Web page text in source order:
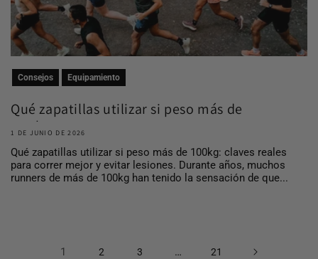
Consejos Equipamiento
Qué zapatillas utilizar si peso más de
100 kg
1 DE JUNIO DE 2026
Qué zapatillas utilizar si peso más de 100kg: claves reales
para correr mejor y evitar lesiones. Durante años, muchos
runners de más de 100kg han tenido la sensación de que...
1 2 3 … 21